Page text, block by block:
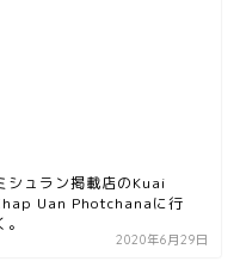
シュラン掲載店のKuai
Uan Photchanaに行
。
2020年6月29日